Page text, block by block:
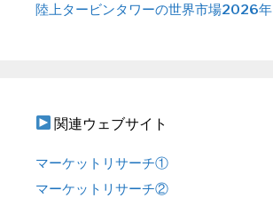
陸上タービンタワーの世界市場2026年
関連ウェブサイト
マーケットリサーチ①
マーケットリサーチ②